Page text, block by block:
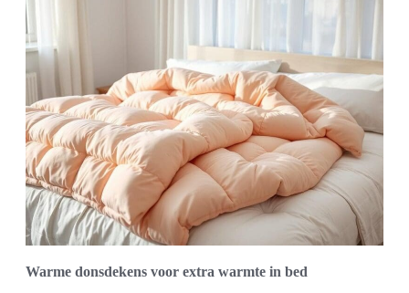
Warme donsdekens voor extra warmte in bed